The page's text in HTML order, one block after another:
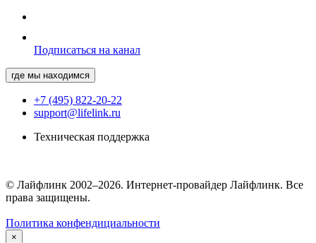
Подписаться на канал
где мы находимся
+7 (495) 822-20-22
support@lifelink.ru
Техническая поддержка
© Лайфлинк 2002–2026. Интернет-провайдер Лайфлинк. Все
права защищены.
Политика конфендициальности
×